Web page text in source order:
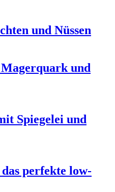
und Nüssen
und
Spiegelei und
perfekte low-